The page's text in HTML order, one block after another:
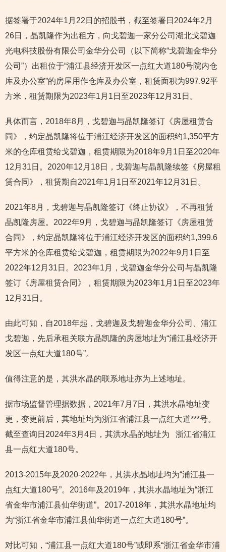
据签署于2024年1月22日的招股书，截至签署日2024年2月
26日，晶凯隆作为出租方，向戈碧迦一家分公司湖北戈碧迦
光电科技股份有限公司金华分公司（以下简称“戈碧迦金华分
公司”）出租位于“浦江县经济开发区一点红大道180号院内仓
库及办公室”的房屋用作仓库及办公室，租赁面积为997.92平
方米，租赁期限为2023年1月1日至2023年12月31日。
具体而言，2018年8月，戈碧迦与晶凯隆签订《房屋租赁合
同》，约定晶凯隆将位于浦江经济开发区的面积约1,350平方
米的仓库租赁给戈碧迦，租赁期限为2018年9月1日至2020年
12月31日。2020年12月18日，戈碧迦与晶凯隆续签《房屋租
赁合同》，租赁期自2021年1月1日至2021年12月31日。
2021年8月，戈碧迦与晶凯隆签订《终止协议》，不再租赁
晶凯隆房屋。2022年9月，戈碧迦与晶凯隆签订《房屋租赁
合同》，约定晶凯隆将位于浦江经济开发区的面积约1,399.6
平方米的仓库租赁给戈碧迦，租赁期限为2022年9月1日至
2022年12月31日。2023年1月，戈碧迦金华分公司与晶凯隆
签订《房屋租赁合同》，租赁期限为2023年1月1日至2023年
12月31日。
由此可知，自2018年起，戈碧迦及戈碧迦金华分公司、浦江
戈碧迦，先后承租关联方晶凯隆的房屋地址为“浦江县经济开
发区一点红大道180号”。
值得注意的是，其洪水晶的联系地址亦为上述地址。
据市场监督管理据数据，2021年7月7日，其洪水晶地址变
更，变更前后，其地址均为浙江省浦江县一点红大道***号。
截至查询日2024年3月4日，其洪水晶的地址为 浙江省浦江
县一点红大道180号。
2013-2015年及2020-2022年，其洪水晶地址均为“浦江县一
点红大道180号”。2016年及2019年，其洪水晶地址为“浙江
省金华市浦江县仙华街道”。2017-2018年，其洪水晶地址均
为“浙江省金华市浦江县仙华街道一点红大道180号”。
对比可知，“浦江县一点红大道180号”或即系“浙江省金华市浦